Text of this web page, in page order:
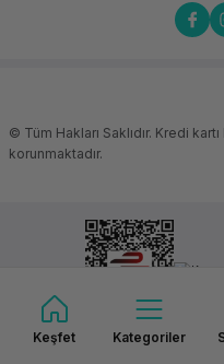
Keşfet Kategoriler
© Tüm Hakları Saklıdır. Kredi
korunmaktadır.